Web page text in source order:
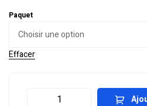
Paquet
Effacer